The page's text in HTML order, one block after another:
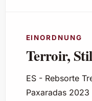
EINORDNUNG
Terroir,
ES - Rebsorte
Paxaradas